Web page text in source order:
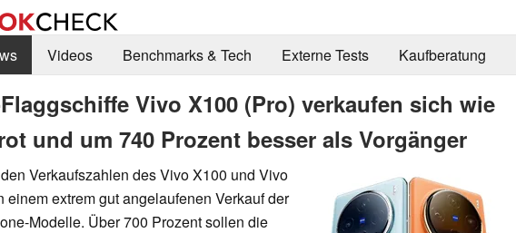
Videos Benchmarks & Tech Externe Tests Kaufberatung
Vivo X100 (Pro) verkaufen sich wie
und um 740 Prozent besser als Vorgänger
Verkaufszahlen des Vivo X100 und Vivo
einem extrem gut angelaufenen Verkauf der
Modelle. Über 700 Prozent sollen die